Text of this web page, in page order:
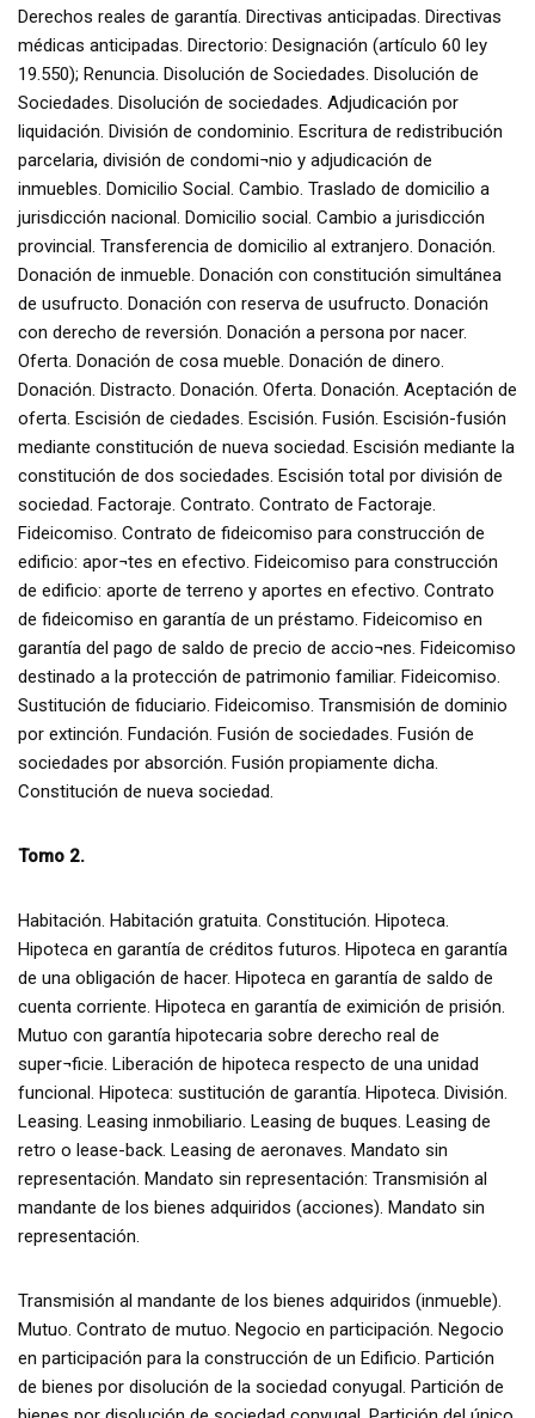
Derechos reales de garantía. Directivas anticipadas. Directivas
médicas anticipadas. Directorio: Designación (artículo 60 ley
19.550); Renuncia. Disolución de Sociedades. Disolución de
Sociedades. Disolución de sociedades. Adjudicación por
liquidación. División de condominio. Escritura de redistribución
parcelaria, división de condomi¬nio y adjudicación de
inmuebles. Domicilio Social. Cambio. Traslado de domicilio a
jurisdicción nacional. Domicilio social. Cambio a jurisdicción
provincial. Transferencia de domicilio al extranjero. Donación.
Donación de inmueble. Donación con constitución simultánea
de usufructo. Donación con reserva de usufructo. Donación
con derecho de reversión. Donación a persona por nacer.
Oferta. Donación de cosa mueble. Donación de dinero.
Donación. Distracto. Donación. Oferta. Donación. Aceptación de
oferta. Escisión de ciedades. Escisión. Fusión. Escisión-fusión
mediante constitución de nueva sociedad. Escisión mediante la
constitución de dos sociedades. Escisión total por división de
sociedad. Factoraje. Contrato. Contrato de Factoraje.
Fideicomiso. Contrato de fideicomiso para construcción de
edificio: apor¬tes en efectivo. Fideicomiso para construcción
de edificio: aporte de terreno y aportes en efectivo. Contrato
de fideicomiso en garantía de un préstamo. Fideicomiso en
garantía del pago de saldo de precio de accio¬nes. Fideicomiso
destinado a la protección de patrimonio familiar. Fideicomiso.
Sustitución de fiduciario. Fideicomiso. Transmisión de dominio
por extinción. Fundación. Fusión de sociedades. Fusión de
sociedades por absorción. Fusión propiamente dicha.
Constitución de nueva sociedad.
Tomo 2.
Habitación. Habitación gratuita. Constitución. Hipoteca.
Hipoteca en garantía de créditos futuros. Hipoteca en garantía
de una obligación de hacer. Hipoteca en garantía de saldo de
cuenta corriente. Hipoteca en garantía de eximición de prisión.
Mutuo con garantía hipotecaria sobre derecho real de
super¬ficie. Liberación de hipoteca respecto de una unidad
funcional. Hipoteca: sustitución de garantía. Hipoteca. División.
Leasing. Leasing inmobiliario. Leasing de buques. Leasing de
retro o lease-back. Leasing de aeronaves. Mandato sin
representación. Mandato sin representación: Transmisión al
mandante de los bienes adquiridos (acciones). Mandato sin
representación.
Transmisión al mandante de los bienes adquiridos (inmueble).
Mutuo. Contrato de mutuo. Negocio en participación. Negocio
en participación para la construcción de un Edificio. Partición
de bienes por disolución de la sociedad conyugal. Partición de